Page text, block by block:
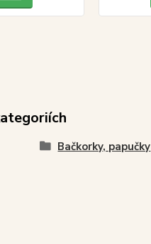
Bačkorky, papučky